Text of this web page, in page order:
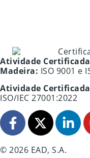
Atividade
Madeira: ISO 9001 e
Atividade
ISO/IEC 27001:2022
© 2026 EAD, S.A.